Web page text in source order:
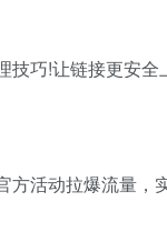
技巧!让链接更安全
方活动拉爆流量，